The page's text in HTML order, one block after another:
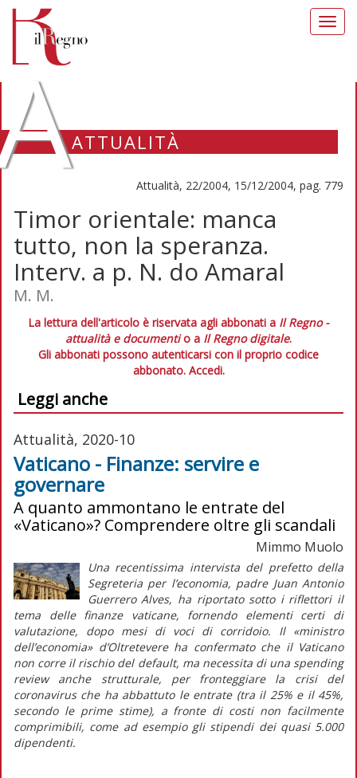
ATTUALITÀ
Attualità, 22/2004, 15/12/2004, pag. 779
Timor orientale: manca
tutto, non la speranza.
Interv. a p. N. do Amaral
M. M.
La lettura dell'articolo è riservata agli abbonati a Il Regno -
attualità e documentio a Il Regno digitale.
Gli abbonati possono autenticarsi con il proprio codice
abbonato. Accedi.
Leggi anche
Attualità, 2020-10
Vaticano - Finanze: servire e
governare
A quanto ammontano le entrate del
«Vaticano»? Comprendere oltre gli scandali
Mimmo Muolo
Una recentissima intervista del prefetto della
Segreteria per l’economia, padre Juan Antonio
Guerrero Alves, ha riportato sotto i riflettori il
tema delle finanze vaticane, fornendo elementi certi di
valutazione, dopo mesi di voci di corridoio. Il «ministro
dell’economia» d’Oltretevere ha confermato che il Vaticano
non corre il rischio del default, ma necessita di una spending
review anche strutturale, per fronteggiare la crisi del
coronavirus che ha abbattuto le entrate (tra il 25% e il 45%,
secondo le prime stime), a fronte di costi non facilmente
comprimibili, come ad esempio gli stipendi dei quasi 5.000
dipendenti.